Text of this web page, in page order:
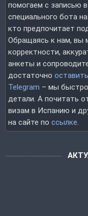
помогаем с записью
специального бота
кто предпочитает
Обращаясь к нам, вы
корректности,
анкеты и
достаточно
Telegram – мы
детали. А почитать
визам в Испанию и
на сайте по ссылке.